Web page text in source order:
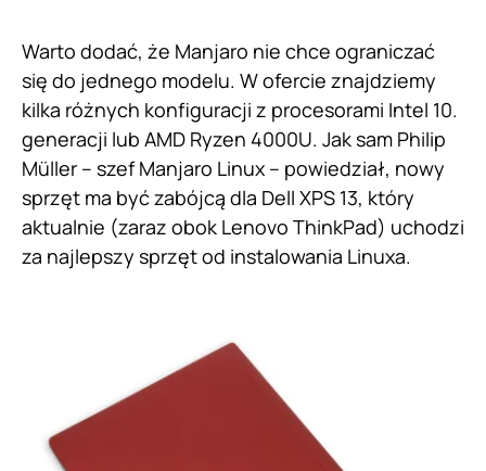
Warto dodać, że Manjaro nie chce ograniczać
się do jednego modelu. W ofercie znajdziemy
kilka różnych konfiguracji z procesorami Intel 10.
generacji lub AMD Ryzen 4000U. Jak sam Philip
Müller – szef Manjaro Linux – powiedział, nowy
sprzęt ma być zabójcą dla Dell XPS 13, który
aktualnie (zaraz obok Lenovo ThinkPad) uchodzi
za najlepszy sprzęt od instalowania Linuxa.